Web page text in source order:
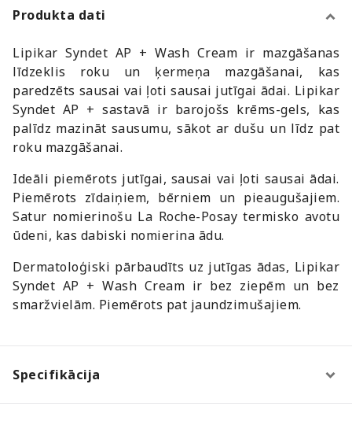
Produkta dati
Lipikar Syndet AP + Wash Cream ir mazgāšanas
līdzeklis roku un ķermeņa mazgāšanai, kas
paredzēts sausai vai ļoti sausai jutīgai ādai. Lipikar
Syndet AP + sastavā ir barojošs krēms-gels, kas
palīdz mazināt sausumu, sākot ar dušu un līdz pat
roku mazgāšanai.
Ideāli piemērots jutīgai, sausai vai ļoti sausai ādai.
Piemērots zīdaiņiem, bērniem un pieaugušajiem.
Satur nomierinošu La Roche-Posay termisko avotu
ūdeni, kas dabiski nomierina ādu.
Dermatoloģiski pārbaudīts uz jutīgas ādas, Lipikar
Syndet AP + Wash Cream ir bez ziepēm un bez
smaržvielām. Piemērots pat jaundzimušajiem.
Specifikācija